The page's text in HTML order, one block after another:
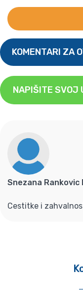
KOMENTARI ZA
NAPIŠITE SVOJ
Snezana Rankovic
Cestitke i